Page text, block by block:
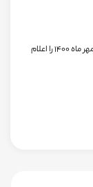
مرکز علوم و ستاره شناسی تهران،رویدادهای نجومی نیمه اول مهر ماه 1400 را اعلام